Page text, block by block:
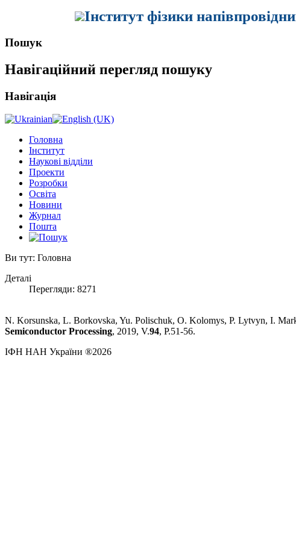
Інститут фізики
Пошук
Навігаційний перегляд пошуку
Навігація
Головна
Інститут
Наукові відділи
Проекти
Розробки
Освіта
Новини
Журнал
Пошта
Ви тут: Головна
Деталі
Перегляди: 8271
N. Korsunska, L. Borkovska, Yu. Polischuk, O. Kolomys, P. Lytvyn, I.
Semiconductor Processing, 2019, V.94, P.51-56.
ІФН НАН України ®2026